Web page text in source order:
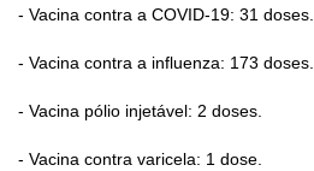
- Vacina contra a COVID-19: 31 doses.
- Vacina contra a influenza: 173 doses.
- Vacina pólio injetável: 2 doses.
- Vacina contra varicela: 1 dose.